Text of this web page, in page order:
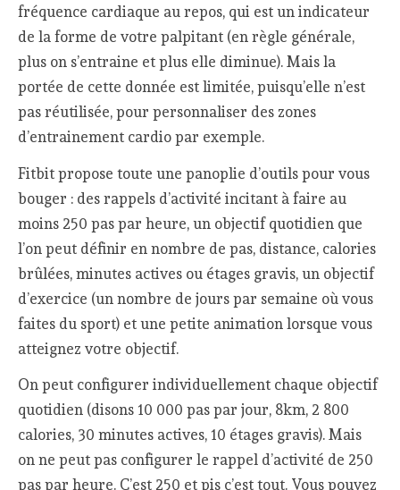
fréquence cardiaque au repos, qui est un indicateur
de la forme de votre palpitant (en règle générale,
plus on s’entraine et plus elle diminue). Mais la
portée de cette donnée est limitée, puisqu’elle n’est
pas réutilisée, pour personnaliser des zones
d’entrainement cardio par exemple.
Fitbit propose toute une panoplie d’outils pour vous
bouger : des rappels d’activité incitant à faire au
moins 250 pas par heure, un objectif quotidien que
l’on peut définir en nombre de pas, distance, calories
brûlées, minutes actives ou étages gravis, un objectif
d’exercice (un nombre de jours par semaine où vous
faites du sport) et une petite animation lorsque vous
atteignez votre objectif.
On peut configurer individuellement chaque objectif
quotidien (disons 10 000 pas par jour, 8km, 2 800
calories, 30 minutes actives, 10 étages gravis). Mais
on ne peut pas configurer le rappel d’activité de 250
pas par heure. C’est 250 et pis c’est tout. Vous pouvez